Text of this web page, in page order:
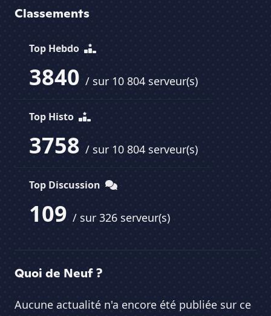
Classements
Top Hebdo
3840 / sur 10 804 serveur(s)
Top Histo
3758 / sur 10 804 serveur(s)
Top Discussion
109 / sur 326 serveur(s)
Quoi de Neuf ?
Aucune actualité n'a encore été publiée sur ce